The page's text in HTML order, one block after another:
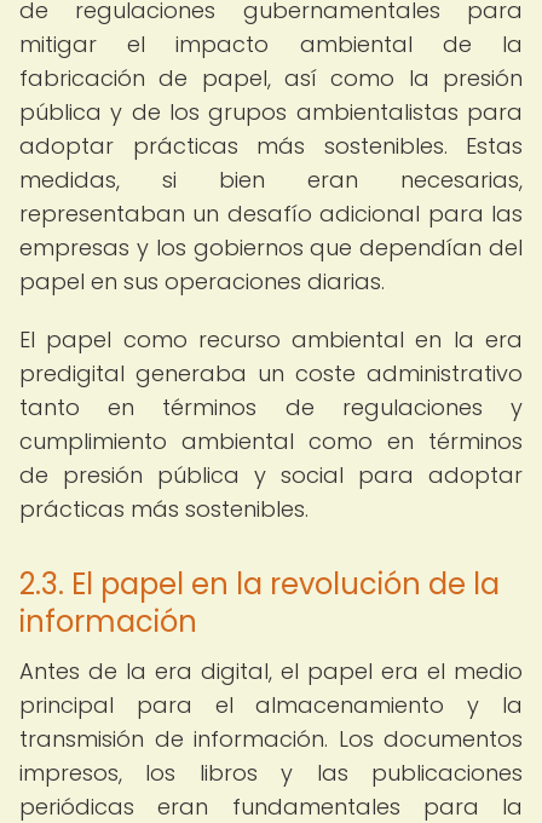
de regulaciones gubernamentales para
mitigar el impacto ambiental de la
fabricación de papel, así como la presión
pública y de los grupos ambientalistas para
adoptar prácticas más sostenibles. Estas
medidas, si bien eran necesarias,
representaban un desafío adicional para las
empresas y los gobiernos que dependían del
papel en sus operaciones diarias.
El papel como recurso ambiental en la era
predigital generaba un coste administrativo
tanto en términos de regulaciones y
cumplimiento ambiental como en términos
de presión pública y social para adoptar
prácticas más sostenibles.
2.3. El papel en la revolución de la
información
Antes de la era digital, el papel era el medio
principal para el almacenamiento y la
transmisión de información. Los documentos
impresos, los libros y las publicaciones
periódicas eran fundamentales para la